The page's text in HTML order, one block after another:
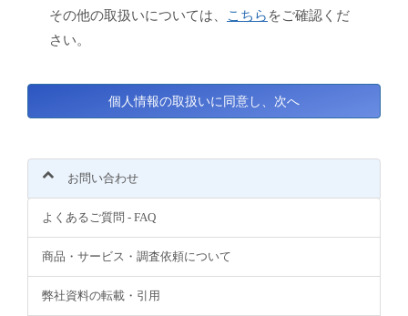
その他の取扱いについては、
こちら をご確認くだ
さい。
お問い合わせ
よくあるご質問 - FAQ
商品・サービス・調査依頼について
弊社資料の転載・引用